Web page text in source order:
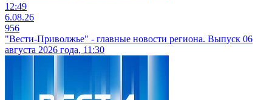
12:49
6.08.26
956
"Вести-Приволжье" - главные новости региона. Выпуск 06
августа 2026 года, 11:30